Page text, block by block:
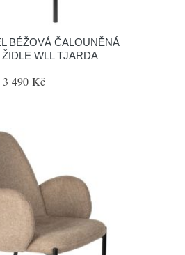
BÉŽOVÁ ČALOUNĚNÁ
WLL TJARDA
3 490 Kč